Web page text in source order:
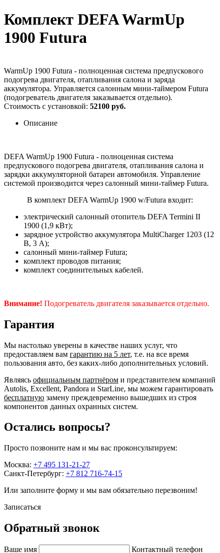
Комплект DEFA WarmUp
1900 Futura
WarmUp 1900 Futura - полноценная система предпускового
подогрева двигателя, отапливания салона и заряда
аккумулятора. Управляется салонным мини-таймером Futura
(подогреватель двигателя заказывается отдельно).
Стоимость с установкой: 52100 руб.
Описание
DEFA WarmUp 1900 Futura - полноценная система
предпускового подогрева двигателя, отапливания салона и
зарядки аккумуляторной батареи автомобиля. Управление
системой производится через салонный мини-таймер Futura.
В комплект DEFA WarmUp 1900 w/Futura входит:
электрический салонный отопитель DEFA Termini II
1900 (1,9 кВт);
зарядное устройство аккумулятора MultiCharger 1203 (12
В, 3 А);
салонный мини-таймер Futura;
комплект проводов питания;
комплект соединительных кабелей.
Внимание! Подогреватель двигателя заказывается отдельно.
Гарантия
Мы настолько уверены в качестве наших услуг, что
предоставляем вам гарантию на 5 лет, т.е. на все время
пользования авто, без каких-либо дополнительных условий.
Являясь официальным партнёром и представителем компаний
Autolis, Excellent, Pandora и StarLine, мы можем гарантировать
бесплатную замену преждевременно вышедших из строя
компонентов данных охранных систем.
Остались вопросы?
Просто позвоните нам и мы вас проконсультируем:
Москва: +7 495 131-21-27
Санкт-Петербург: +7 812 716-74-15
Или заполните форму и мы вам обязательно перезвоним!
Записаться
Обратный звонок
Ваше имя Контактный телефон